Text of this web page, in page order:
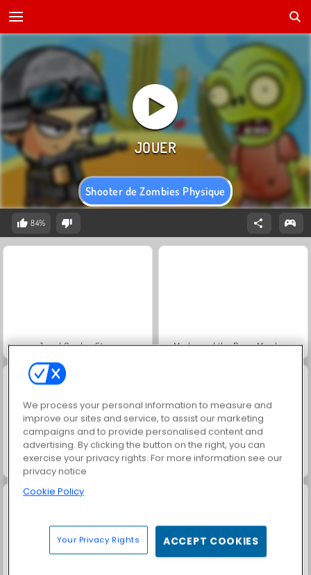
Shooter de Zombies Physique
84%
Jewel Garden Story Masha and the Bear: Meadows
Scala 40 Juice Merge
We process your personal information to measure and
improve our sites and service, to assist our marketing
campaigns and to provide personalised content and
advertising. By clicking the button on the right, you can
exercise your privacy rights. For more information see our
privacy notice
Cookie Policy
Your Privacy Rights ACCEPT COOKIES